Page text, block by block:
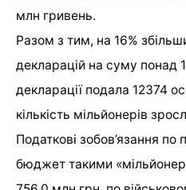
млн гривень.
Разом з тим, на 16%
декларацій на суму понад
декларації подала 12374
кількість мільйонерів
Податкові зобов’язання по
бюджет такими